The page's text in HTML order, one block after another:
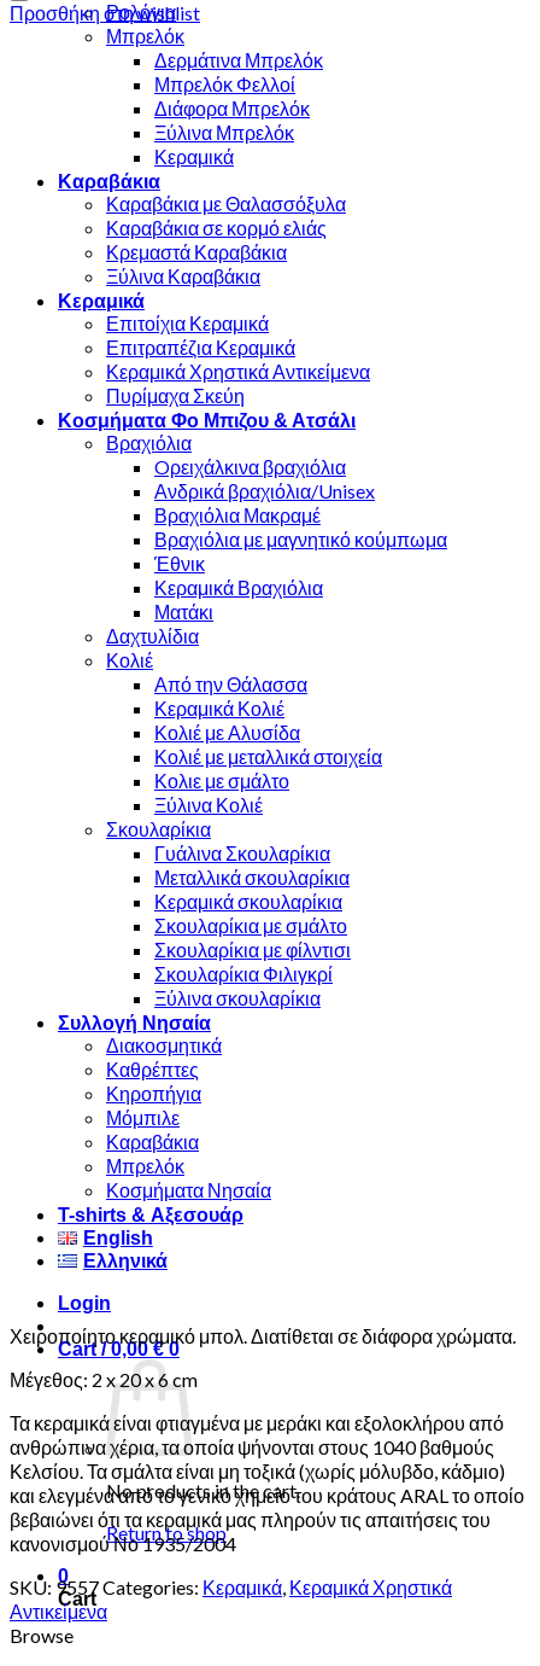
Ρολόγια
Μπρελόκ
Δερμάτινα Μπρελόκ
Μπρελόκ Φελλοί
Διάφορα Μπρελόκ
Ξύλινα Μπρελόκ
Κεραμικά
Καραβάκια
Καραβάκια με Θαλασσόξυλα
Καραβάκια σε κορμό ελιάς
Κρεμαστά Καραβάκια
Ξύλινα Καραβάκια
Κεραμικά
Επιτοίχια Κεραμικά
Επιτραπέζια Κεραμικά
Κεραμικά Χρηστικά Αντικείμενα
Πυρίμαχα Σκεύη
Κοσμήματα Φο Μπιζου & Ατσάλι
Βραχιόλια
Oρειχάλκινα βραχιόλια
Ανδρικά βραχιόλια/Unisex
Βραχιόλια Μακραμέ
Βραχιόλια με μαγνητικό κούμπωμα
Έθνικ
Κεραμικά Βραχιόλια
Ματάκι
Δαχτυλίδια
Κολιέ
Από την Θάλασσα
Κεραμικά Κολιέ
Κολιέ με Αλυσίδα
Κολιέ με μεταλλικά στοιχεία
Κολιε με σμάλτο
Ξύλινα Κολιέ
Σκουλαρίκια
Γυάλινα Σκουλαρίκια
Μεταλλικά σκουλαρίκια
Κεραμικά σκουλαρίκια
Σκουλαρίκια με σμάλτο
Σκουλαρίκια με φίλντισι
Σκουλαρίκια Φιλιγκρί
Ξύλινα σκουλαρίκια
Συλλογή Νησαία
Διακοσμητικά
Καθρέπτες
Κηροπήγια
Μόμπιλε
Καραβάκια
Μπρελόκ
Κοσμήματα Νησαία
Τ-shirts & Αξεσουάρ
English
Ελληνικά
Login
Cart /0,00€ 0
No products in the cart.
Return to shop
0
Cart
Προσθήκη στη wishlist
Χειροποίητο κεραμικό μπολ. Διατίθεται σε διάφορα χρώματα.
Μέγεθος: 2 x 20 x 6 cm
Τα κεραμικά είναι φτιαγμένα με μεράκι και εξολοκλήρου από
ανθρώπινα χέρια, τα οποία ψήνονται στους 1040 βαθμούς
Κελσίου. Τα σμάλτα είναι μη τοξικά (χωρίς μόλυβδο, κάδμιο)
και ελεγμένα από το γενικό χημείο του κράτους ARAL το οποίο
βεβαιώνει ότι τα κεραμικά μας πληρούν τις απαιτήσεις του
κανονισμού Νο 1935/2004
SKU: 9557Categories: Κεραμικά, Κεραμικά Χρηστικά
Αντικείμενα
Browse